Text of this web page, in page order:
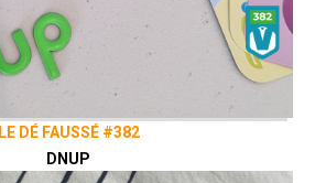
LE DÉ FAUSSÉ #382
DNUP